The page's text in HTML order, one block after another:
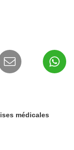
médicales